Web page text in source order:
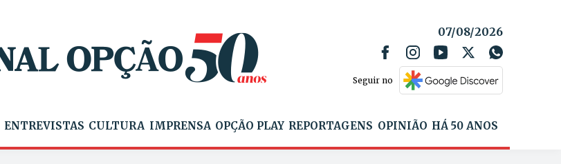
07/08/2026
Seguir no
ENTREVISTAS CULTURA IMPRENSA OPÇÃO PLAY REPORTAGENS OPINIÃO HÁ 50 ANOS